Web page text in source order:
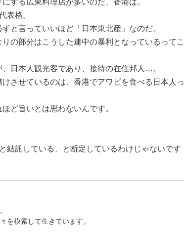
する広東料理店が多いのだ、香港は。
表格。
と言っていいほど「日本東北産」なのだ。
の部分はこうした連中の暴利となっているってこ
日本人観光客であり、接待の在住邦人…。
させているのは、香港でアワビを食べる日本人っ
ど旨いとは思わないんです。
結託している、と断定しているわけじゃないです
を模索して生きています。